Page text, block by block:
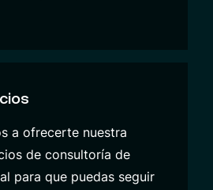
a ofrecerte nuestra
de consultoría de
para que puedas seguir